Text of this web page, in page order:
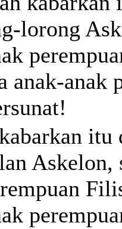
lorong
anak-anak
Askelon,